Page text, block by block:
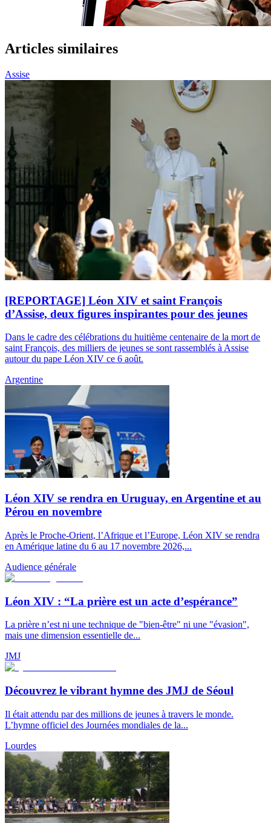
Articles similaires
Assise
[REPORTAGE] Léon XIV et saint François
d’Assise, deux figures inspirantes pour des jeunes
Dans le cadre des célébrations du huitième centenaire de la mort de
saint François, des milliers de jeunes se sont rassemblés à Assise
autour du pape Léon XIV ce 6 août.
Argentine
Léon XIV se rendra en Uruguay, en Argentine et au
Pérou en novembre
Après le Proche-Orient, l’Afrique et l’Europe, Léon XIV se rendra
en Amérique latine du 6 au 17 novembre 2026,...
Audience générale
Léon XIV : “La prière est un acte d’espérance”
La prière n’est ni une technique de "bien-être" ni une "évasion",
mais une dimension essentielle de...
JMJ
Découvrez le vibrant hymne des JMJ de Séoul
Il était attendu par des millions de jeunes à travers le monde.
L’hymne officiel des Journées mondiales de la...
Lourdes